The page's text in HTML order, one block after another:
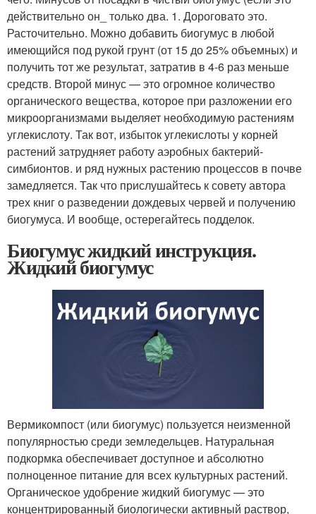
действительно он_ только два. 1. Дороговато это.
Расточительно. Можно добавить биогумус в любой
имеющийся под рукой грунт (от 15 до 25% объемных) и
получить тот же результат, затратив в 4-6 раз меньше
средств. Второй минус — это огромное количество
органического вещества, которое при разложении его
микроорганизмами выделяет необходимую растениям
углекислоту. Так вот, избыток углекислоты у корней
растений затрудняет работу аэробных бактерий-
симбионтов. и ряд нужных растению процессов в почве
замедляется. Так что прислушайтесь к совету автора
трех книг о разведении дождевых червей и получению
биогумуса. И вообще, остерегайтесь подделок.
Биогумус жидкий инструкция.
Жидкий биогумус
Вермикомпост (или биогумус) пользуется неизменной
популярностью среди земледельцев. Натуральная
подкормка обеспечивает доступное и абсолютно
полноценное питание для всех культурных растений.
Органическое удобрение жидкий биогумус — это
концентрированный биологически активный раствор,